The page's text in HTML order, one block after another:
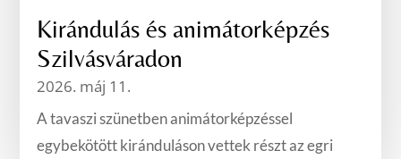
Kirándulás és animátorképzés
Szilvásváradon
2026. máj 11.
A tavaszi szünetben animátorképzéssel
egybekötött kiránduláson vettek részt az egri